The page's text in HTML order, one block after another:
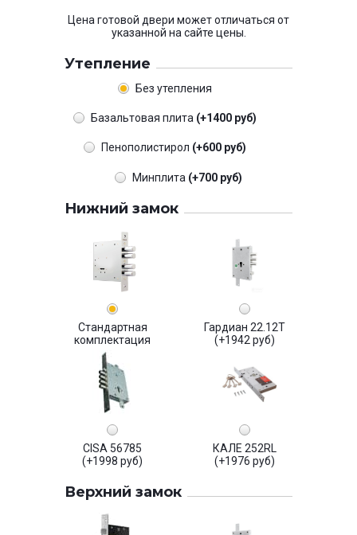
Цена готовой двери может отличаться от
указанной на сайте цены.
Утепление
Без утепления
Базальтовая плита (+1400 руб)
Пенополистирол (+600 руб)
Минплита (+700 руб)
Нижний замок
Стандартная
комплектация
Гардиан 22.12Т
(+1942 руб)
CISA 56785
(+1998 руб)
КАЛЕ 252RL
(+1976 руб)
Верхний замок